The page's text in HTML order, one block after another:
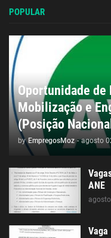
POPULAR
Oportunidade de
Mobilização e
(Posição
by EmpregosMoz - agosto
ANE
Vaga